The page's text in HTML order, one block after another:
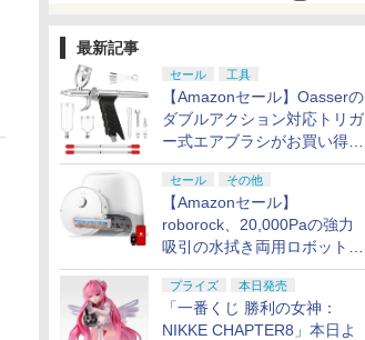
最新記事
セール 工具
【Amazonセール】Oasserの
ダブルアクション対応トリガ
ー式エアブラシがお買い得価
格で登場！
セール その他
【Amazonセール】
roborock、20,000Paの強力
吸引の水拭き両用ロボット掃
除機「Qrevo Curv 2 Flow」
がお買い得！
プライズ 本日発売
「一番くじ 勝利の女神：
NIKKE CHAPTER8」本日よ